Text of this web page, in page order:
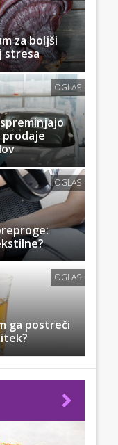
za boljši
stresa
OGLAS
prodaje
OGLAS
OGLAS
ga postreči